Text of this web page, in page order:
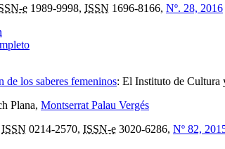
e 1989-9998, ISSN 1696-8166, Nº. 28, 2016
de los saberes femeninos: El Instituto de Cultura
Plana, Montserrat Palau Vergés
ISSN 0214-2570, ISSN-e 3020-6286, Nº 82,